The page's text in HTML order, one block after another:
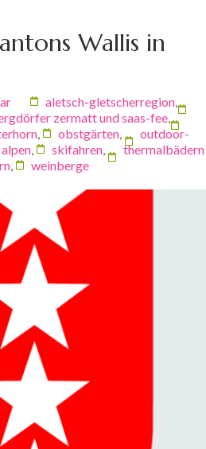
Wallis in
aletsch-gletscherregion
zermatt und saas-fee
obstgärten
outdoor-
skifahren
thermalbädern
weinberge